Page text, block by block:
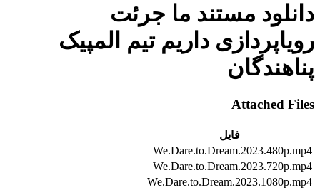
دانلود مستند ما جرئت
رویاپردازی داریم تیم المپیک
پناهندگان
Attached Files
فایل
We.Dare.to.Dream.2023.480p.mp4
We.Dare.to.Dream.2023.720p.mp4
We.Dare.to.Dream.2023.1080p.mp4